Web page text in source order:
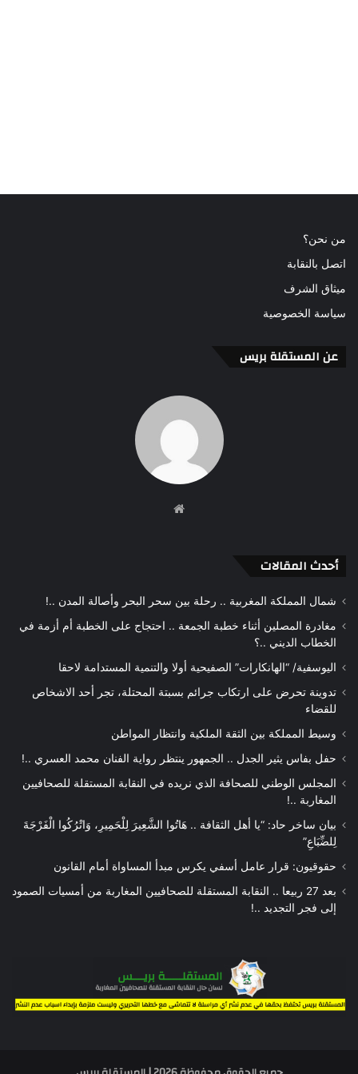
من نحن؟
اتصل بالنقابة
ميثاق الشرف
سياسة الخصوصية
عن المستقلة بريس
أحدث المقالات
شمال المملكة المغربية .. رحلة بين سحر البحر وأصالة المدن ..!
مغادرة المصلين أثناء خطبة الجمعة .. احتجاج على الخطبة أم أزمة في
الخطاب الديني ..؟
اليوسفية/ “الهانكارات” الصفيحية أولا والتنمية المستدامة لاحقا
تدوينة تحرض على ارتكاب جرائم بسبتة المحتلة، تجر أحد الاشخاص
للقضاء
وسيط المملكة بين الثقة الملكية وانتظار المواطن
حفل بفاس يثير الجدل .. الجمهور ينتظر رواية الفنان محمد العسري ..!
المجلس الوطني للصحافة الذي نريده في النقابة المستقلة للصحافيين
المغاربة ..!
بيان ساخر حاد: “يا أهل الثقافة .. هَاتُوا الشَّعِيرَ لِلْحَمِيرِ، وَاتْرُكُوا الْفَرْجَةَ
لِلضِّبَاعِ”
حقوقيون: قرار عامل أسفي يكرس مبدأ المساواة أمام القانون
بعد 27 ربيعا .. النقابة المستقلة للصحافيين المغاربة من أمسيات الصمود
إلى فجر التجديد ..!